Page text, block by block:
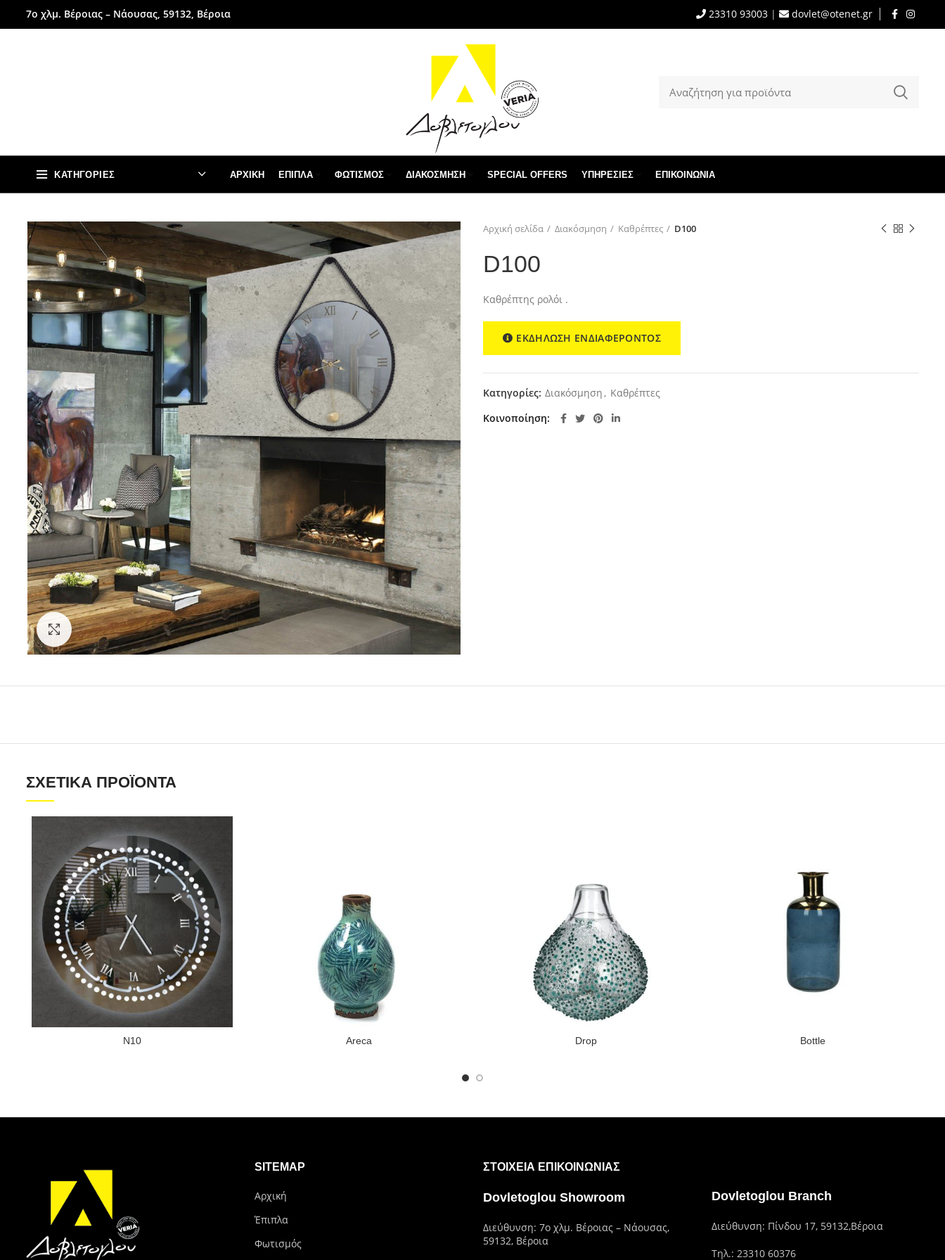
7ο χλμ. Βέροιας – Νάουσας, 59132, Βέροια 23310 93003 | dovlet@otenet.gr
ΚΑΤΗΓΟΡΊΕΣ ΑΡΧΙΚΉ ΈΠΙΠΛΑ ΦΩΤΙΣΜΌΣ ΔΙΑΚΌΣΜΗΣΗ SPECIAL OFFERS ΥΠΗΡΕΣΙΕΣ ΕΠΙΚΟΙΝΩΝΊΑ
Click to enlarge
Αρχική σελίδα Διακόσμηση Καθρέπτες D100
D100
Καθρέπτης ρολόι .
ΕΚΔΗΛΩΣΗ ΕΝΔΙΑΦΕΡΟΝΤΟΣ
Κατηγορίες: Διακόσμηση , Καθρέπτες
Κοινοποίηση
ΣΧΕΤΙΚΆ ΠΡΟΪΌΝΤΑ
N10 Areca Drop Bottle
SITEMAP
Αρχική
Έπιπλα
Φωτισμός
ΣΤΟΙΧΕΊΑ ΕΠΙΚΟΙΝΩΝΊΑΣ
Dovletoglou Showroom
Διεύθυνση: 7ο χλμ. Βέροιας – Νάουσας,
59132, Βέροια
Dovletoglou Branch
Διεύθυνση: Πίνδου 17, 59132,Βέροια
Τηλ.: 23310 60376